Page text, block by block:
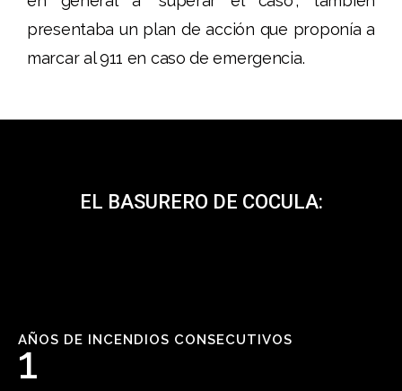
presentaba un plan de acción que proponía a
marcar al 911 en caso de emergencia.
EL BASURERO DE COCULA:
AÑOS DE INCENDIOS CONSECUTIVOS
1